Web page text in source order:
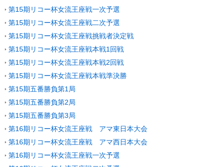
第15期リコー杯女流王座戦一次予選
第15期リコー杯女流王座戦二次予選
第15期リコー杯女流王座戦挑戦者決定戦
第15期リコー杯女流王座戦本戦1回戦
第15期リコー杯女流王座戦本戦2回戦
第15期リコー杯女流王座戦本戦準決勝
第15期五番勝負第1局
第15期五番勝負第2局
第15期五番勝負第3局
第16期リコー杯女流王座戦 アマ東日本大会
第16期リコー杯女流王座戦 アマ西日本大会
第16期リコー杯女流王座戦一次予選